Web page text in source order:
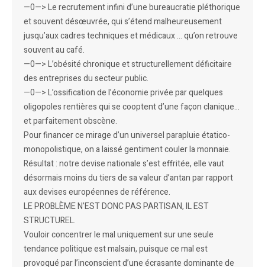
—0—> Le recrutement infini d’une bureaucratie pléthorique
et souvent désœuvrée, qui s’étend malheureusement
jusqu’aux cadres techniques et médicaux … qu’on retrouve
souvent au café.
—0—> L’obésité chronique et structurellement déficitaire
des entreprises du secteur public.
—0—> L’ossification de l’économie privée par quelques
oligopoles rentières qui se cooptent d’une façon clanique…
et parfaitement obscène.
Pour financer ce mirage d’un universel parapluie étatico-
monopolistique, on a laissé gentiment couler la monnaie.
Résultat : notre devise nationale s’est effritée, elle vaut
désormais moins du tiers de sa valeur d’antan par rapport
aux devises européennes de référence.
LE PROBLÈME N’EST DONC PAS PARTISAN, IL EST
STRUCTUREL.
Vouloir concentrer le mal uniquement sur une seule
tendance politique est malsain, puisque ce mal est
provoqué par l’inconscient d’une écrasante dominante de